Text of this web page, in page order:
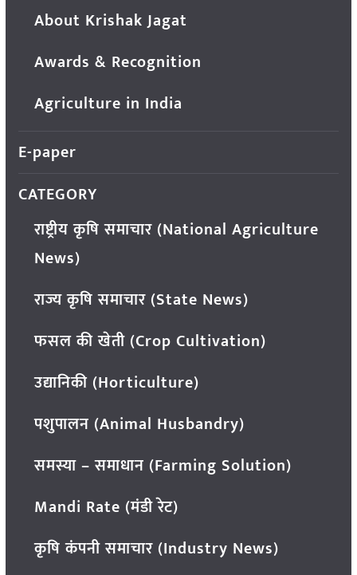
About Krishak Jagat
Awards & Recognition
Agriculture in India
E-paper
CATEGORY
राष्ट्रीय कृषि समाचार (National Agriculture
News)
राज्य कृषि समाचार (State News)
फसल की खेती (Crop Cultivation)
उद्यानिकी (Horticulture)
पशुपालन (Animal Husbandry)
समस्या – समाधान (Farming Solution)
Mandi Rate (मंडी रेट)
कृषि कंपनी समाचार (Industry News)